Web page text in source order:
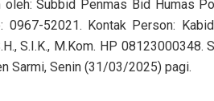
oleh: Subbid Penmas Bid Humas
0967-52021. Kontak Person:
S.I.K., M.Kom. HP
Sarmi, Senin (31/03/2025) pagi.